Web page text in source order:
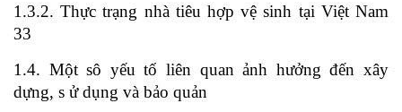
1.3.2. Thực trạng nhà tiêu hợp vệ sinh tại Việt Nam
33
1.4. Một sô yếu tố liên quan ảnh hưởng đến xây
dựng, s ử dụng và bảo quản